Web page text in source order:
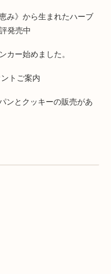
み》から生まれたハーブ
発売中
カー始めました。
トご案内
ンとクッキーの販売があ